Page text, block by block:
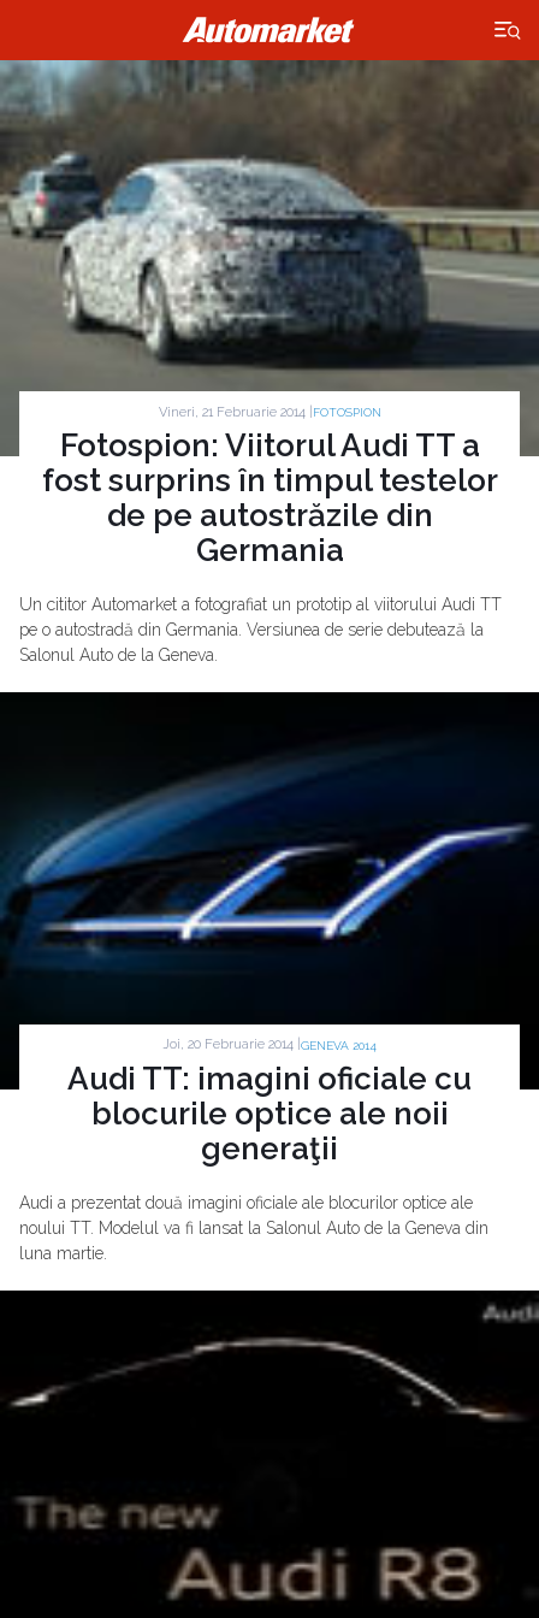
×
Vineri, 21 Februarie 2014 | FOTOSPION
Fotospion: Viitorul Audi TT a
fost surprins în timpul testelor
de pe autostrăzile din
Germania
Un cititor Automarket a fotografiat un prototip al viitorului Audi TT
pe o autostradă din Germania. Versiunea de serie debutează la
Salonul Auto de la Geneva.
Joi, 20 Februarie 2014 | GENEVA 2014
Audi TT: imagini oficiale cu
blocurile optice ale noii
generaţii
Audi a prezentat două imagini oficiale ale blocurilor optice ale
noului TT. Modelul va fi lansat la Salonul Auto de la Geneva din
luna martie.